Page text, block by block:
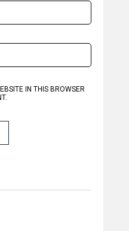
IN THIS BROWSER